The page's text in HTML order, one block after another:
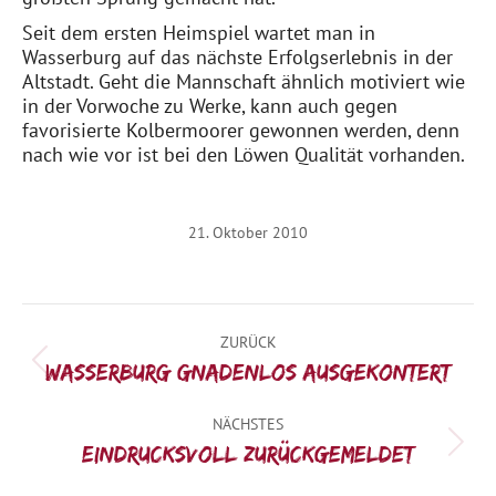
Seit dem ersten Heimspiel wartet man in
Wasserburg auf das nächste Erfolgserlebnis in der
Altstadt. Geht die Mannschaft ähnlich motiviert wie
in der Vorwoche zu Werke, kann auch gegen
favorisierte Kolbermoorer gewonnen werden, denn
nach wie vor ist bei den Löwen Qualität vorhanden.
21. Oktober 2010
ZURÜCK
Vorheriger
Wasserburg gnadenlos ausgekontert
NÄCHSTES
Nächster
Eindrucksvoll zurückgemeldet